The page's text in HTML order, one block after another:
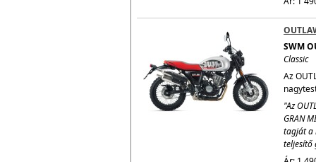
SWM
Classic
Az
"Az
GRAN
tagját a
teljesítő